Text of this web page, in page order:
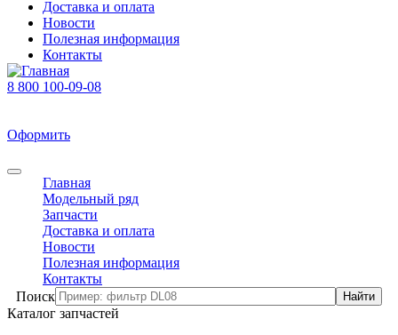
Доставка и оплата
Новости
Полезная информация
Контакты
8 800 100-09-08
Оформить
Главная
Модельный ряд
Запчасти
Доставка и оплата
Новости
Полезная информация
Контакты
Поиск
Каталог запчастей